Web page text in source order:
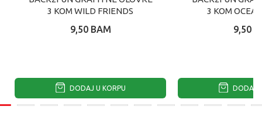
3 KOM WILD FRIENDS
9,50 BAM
DODAJ U KORPU
3 KOM
9,50
DODAJ